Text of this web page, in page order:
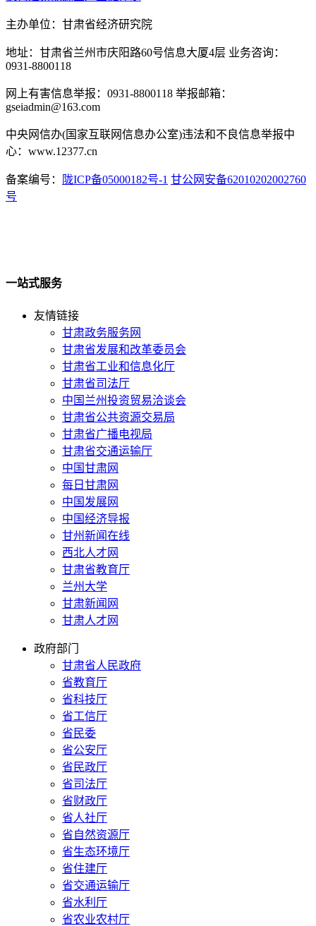
主办单位：甘肃省经济研究院
地址：甘肃省兰州市庆阳路60号信息大厦4层 业务咨询：
0931-8800118
网上有害信息举报：0931-8800118 举报邮箱：
gseiadmin@163.com
中央网信办(国家互联网信息办公室)违法和不良信息举报中
心：www.12377.cn
备案编号： 陇ICP备05000182号-1 甘公网安备62010202002760
号
一站式服务
友情链接
甘肃政务服务网
甘肃省发展和改革委员会
甘肃省工业和信息化厅
甘肃省司法厅
中国兰州投资贸易洽谈会
甘肃省公共资源交易局
甘肃省广播电视局
甘肃省交通运输厅
中国甘肃网
每日甘肃网
中国发展网
中国经济导报
甘州新闻在线
西北人才网
甘肃省教育厅
兰州大学
甘肃新闻网
甘肃人才网
政府部门
甘肃省人民政府
省教育厅
省科技厅
省工信厅
省民委
省公安厅
省民政厅
省司法厅
省财政厅
省人社厅
省自然资源厅
省生态环境厅
省住建厅
省交通运输厅
省水利厅
省农业农村厅